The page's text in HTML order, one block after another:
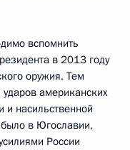
вспомнить
в 2013 году
оружия. Тем
американских
и насильственной
в Югославии,
России